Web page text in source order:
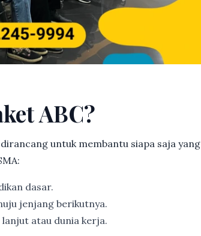
ABC?
untuk membantu siapa saja yang
dasar.
jenjang berikutnya.
lanjut atau dunia kerja.